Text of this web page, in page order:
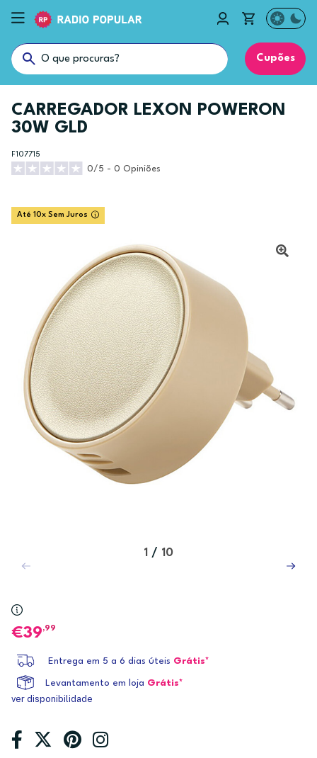
Cupões
CARREGADOR LEXON POWERON
30W GLD
F107715
0/5 - 0 Opiniões
Até 10x Sem Juros
1 / 10
39,99
Entrega em 5 a 6 dias úteis Grátis*
Levantamento em loja Grátis*
ver disponibilidade